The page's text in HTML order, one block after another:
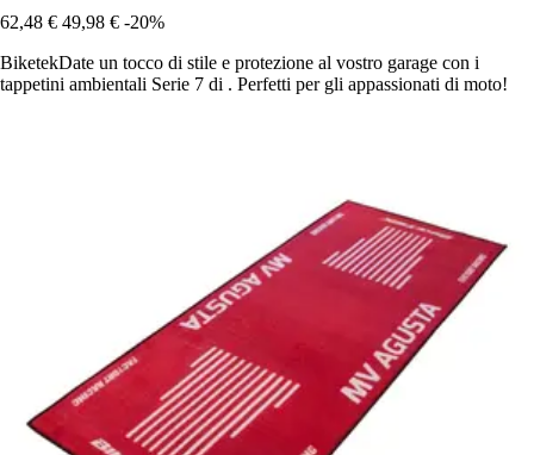
62,48 € 49,98 € -20%
BiketekDate un tocco di stile e protezione al vostro garage con i
tappetini ambientali Serie 7 di . Perfetti per gli appassionati di moto!